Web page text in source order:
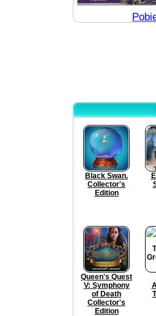
Black Swan.
Collector's
Edition
Queen's Quest
V: Symphony
of Death
Collector's
Edition